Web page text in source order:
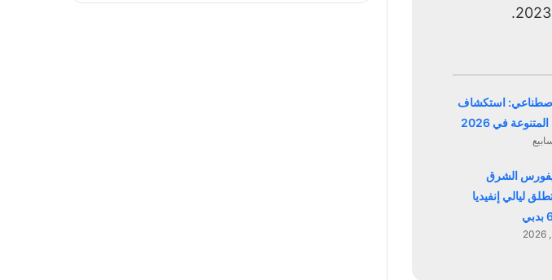
استكشاف
في 2026
الشرق
ليالي إنفيديا